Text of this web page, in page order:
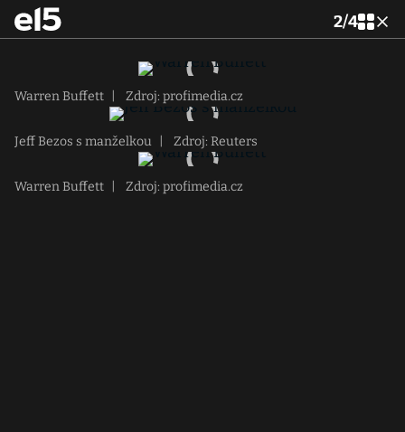
2/4
Warren Buffett Zdroj: profimedia.cz
Jeff Bezos s manželkou Zdroj: Reuters
Warren Buffett Zdroj: profimedia.cz